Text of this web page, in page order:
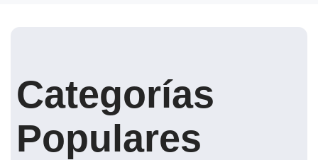
Categorías
Populares